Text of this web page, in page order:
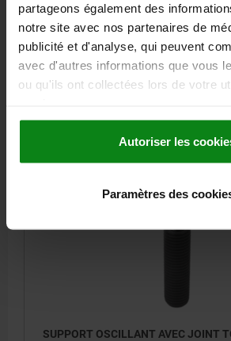
partageons également des
notre site avec nos partenaires de
publicité et d'analyse, qui peuvent
avec d'autres informations que vous
ou qu'ils ont collectées lors de votre
Autoriser les
Paramètres des
FILETAGE=M24 FORME=C LONGUEUR DE
H1=4 H2=10 SW1=10 Ø BILLE=15
CAPACITÉ DE CHARGE KN MAX. (CHARGES
UNIQUEMENT)=55
Référence: 02009-124X040
SUPPORT OSCILLANT AVEC JOINT